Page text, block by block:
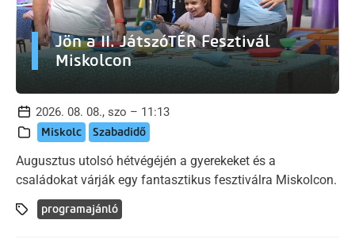
Jön a II. JátszóTÉR Fesztivál
Miskolcon
2026. 08. 08., szo – 11:13
Miskolc Szabadidő
Augusztus utolsó hétvégéjén a gyerekeket és a
családokat várják egy fantasztikus fesztiválra Miskolcon.
programajánló